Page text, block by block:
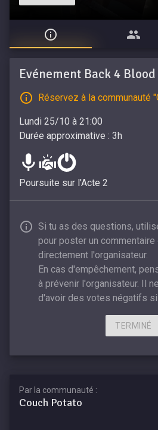
Evénement Back 4 Blood
Réservez à la communauté
Lundi 25/10 à 21:00
Durée approximative : 3h
Poursuite sur l'Acte 2
Si tu as des questions,
pour poster un commentaire
directement l'organisateur.
En cas d'empêchement,
à prévenir l'organisateur. Il
d'avoir des votes négatifs
TERMINÉ
Par la communauté :
Couch Potato